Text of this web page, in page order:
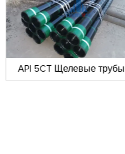
API 5CT Щелевые трубы